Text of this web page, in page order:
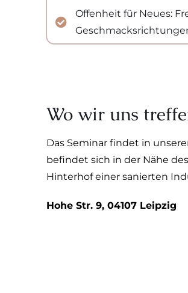
Offenheit für Neues:
Wo wir uns
Das Seminar findet in
befindet sich in der Nähe
Hinterhof einer sanierten
Hohe Str. 9, 04107 Leipzig